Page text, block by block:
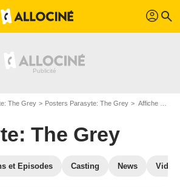
profil search
The Grey Posters Parasyte: The Grey Affiche Parasyte: The Grey
The Grey
et Episodes Casting News